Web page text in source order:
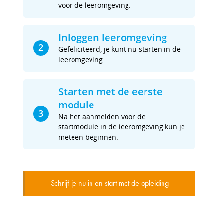
voor de leeromgeving.
2
Inloggen leeromgeving
Gefeliciteerd, je kunt nu starten in de
leeromgeving.
3
Starten met de eerste
module
Na het aanmelden voor de
startmodule in de leeromgeving kun je
meteen beginnen.
Schrijf je nu in en start met de opleiding